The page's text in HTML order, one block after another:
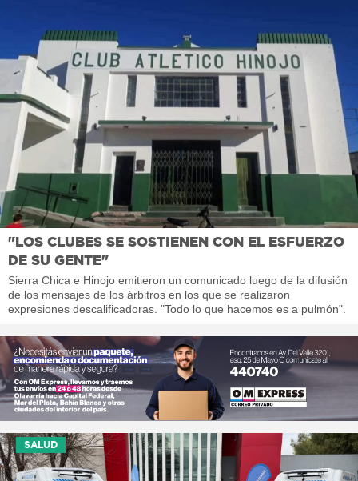
"LOS CLUBES SE SOSTIENEN CON EL ESFUERZO
DE SU GENTE"
Sierra Chica e Hinojo emitieron un comunicado luego de la difusión
de los mensajes de los árbitros en los que se realizaron
expresiones descalificadoras. "Todo lo que hacemos es a pulmón".
SALUD